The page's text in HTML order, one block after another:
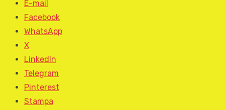
E-mail
Facebook
WhatsApp
X
LinkedIn
Telegram
Pinterest
Stampa